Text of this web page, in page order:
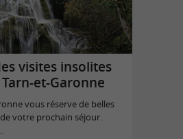
visites insolites
et-Garonne
vous réserve de belles
votre prochain séjour.